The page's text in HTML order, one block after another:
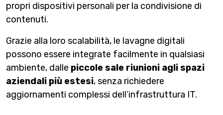
propri dispositivi personali per la condivisione di
contenuti.
Grazie alla loro scalabilità, le lavagne digitali
possono essere integrate facilmente in qualsiasi
ambiente, dalle piccole sale riunioni agli spazi
aziendali più estesi, senza richiedere
aggiornamenti complessi dell’infrastruttura IT.